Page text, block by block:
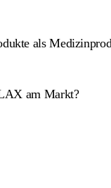
ein Konzept
als
Produkte als
am Markt?
GmbH wurde